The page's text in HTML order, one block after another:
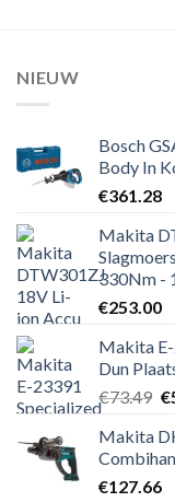
NIEUW
Bosch
Body In
€361.28
Makita
330Nm -
€253.00
Makita
Dun
€73.49 €
Makita
€127.66